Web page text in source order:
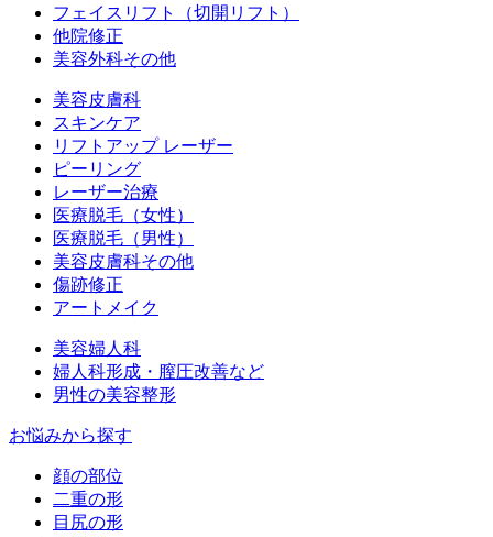
フェイスリフト（切開リフト）
他院修正
美容外科その他
美容皮膚科
スキンケア
リフトアップ レーザー
ピーリング
レーザー治療
医療脱毛（女性）
医療脱毛（男性）
美容皮膚科その他
傷跡修正
アートメイク
美容婦人科
婦人科形成・膣圧改善など
男性の美容整形
お悩みから探す
顔の部位
二重の形
目尻の形